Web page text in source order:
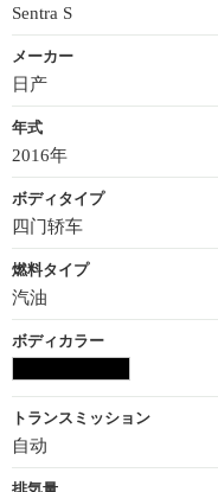
Sentra S
メーカー
日产
年式
2016年
ボディタイプ
四门轿车
燃料タイプ
汽油
ボディカラー
トランスミッション
自动